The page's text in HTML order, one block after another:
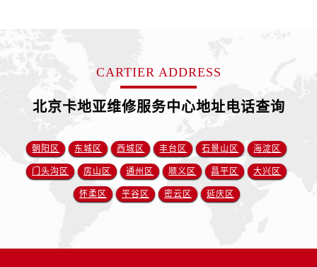
CARTIER ADDRESS
北京卡地亚维修服务中心地址电话查询
朝阳区 东城区 西城区 丰台区 石景山区 海淀区
门头沟区 房山区 通州区 顺义区 昌平区 大兴区
怀柔区 平谷区 密云区 延庆区